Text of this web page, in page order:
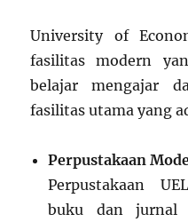
University of
fasilitas modern
belajar mengajar
fasilitas utama yang
Perpustakaan
Perpustakaan
buku dan jurnal